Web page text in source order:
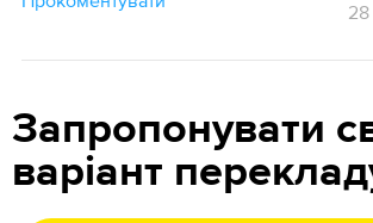
Запропонувати
варіант